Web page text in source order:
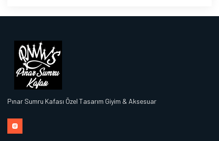
Pınar Sumru Kafası Özel Tasarım Giyim & Aksesuar